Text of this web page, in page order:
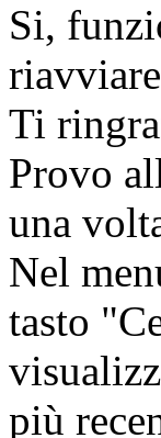
Si,
Ti
Provo
una
Nel
tasto
più